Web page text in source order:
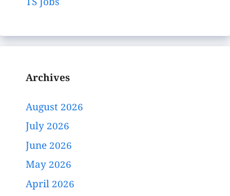
TS Jobs
Archives
August 2026
July 2026
June 2026
May 2026
April 2026